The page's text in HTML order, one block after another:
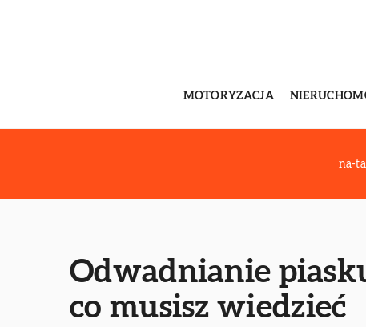
MOTORYZACJA
na-
Odwadnianie
co musisz wiedzieć